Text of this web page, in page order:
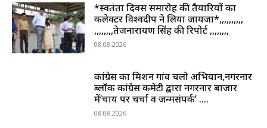
*स्वतंत्रता दिवस समारोह की तैयारियों का
कलेक्टर विश्वदीप ने लिया जायजा*,,,,,,,,,,
,,,,,,,,तेजनारायण सिंह की रिपोर्ट ,,,,,,,,
08.08.2026
कांग्रेस का मिशन गांव चलो अभियान,नगरनार
ब्लॉक कांग्रेस कमेटी द्वारा नगरनार बाजार
में’चाय पर चर्चा व जन्मसंपर्क’ ….
08.08.2026